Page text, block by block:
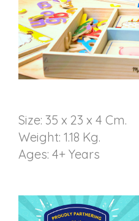
Size: 35 x 23 x 4 Cm.
Weight: 1.18 Kg.
Ages: 4+ Years